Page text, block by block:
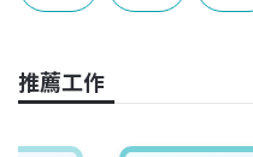
b
o
k
e
n
推薦工作